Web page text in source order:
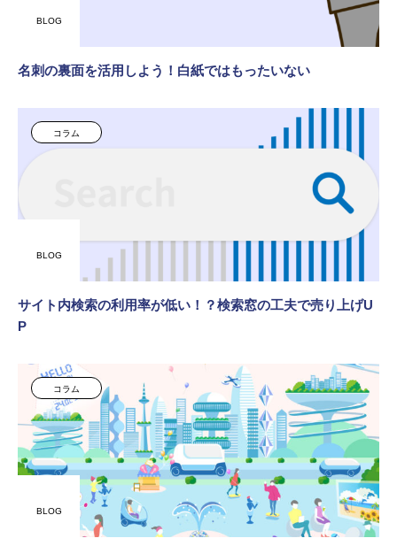
BLOG
名刺の裏面を活用しよう！白紙ではもったいない
コラム
BLOG
サイト内検索の利用率が低い！？検索窓の工夫で売り上げU
P
コラム
BLOG